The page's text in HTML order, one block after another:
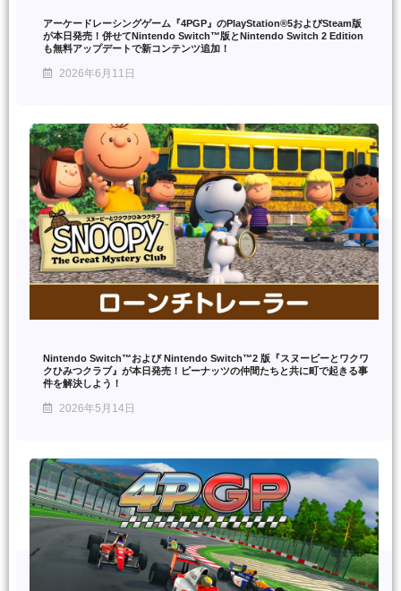
アーケードレーシングゲーム『4PGP』のPlayStation®5およびSteam版
が本日発売！併せてNintendo Switch™版とNintendo Switch 2 Edition
も無料アップデートで新コンテンツ追加！
2026年6月11日
Nintendo Switch™および Nintendo Switch™2 版『スヌーピーとワクワ
クひみつクラブ』が本日発売！ピーナッツの仲間たちと共に町で起きる事
件を解決しよう！
2026年5月14日